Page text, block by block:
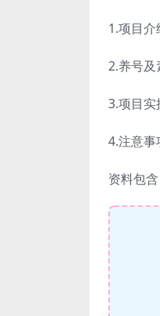
1.项目介
2.养号
3.项目实
4.注意事
资料包